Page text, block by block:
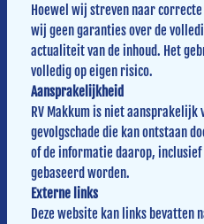
Hoewel wij streven naar
wij geen garanties over de
actualiteit van de inhoud. Het
volledig op eigen risico.
Aansprakelijkheid
RV Makkum is niet
gevolgschade die kan ontstaan
of de informatie daarop,
gebaseerd worden.
Externe links
Deze website kan links bevatten